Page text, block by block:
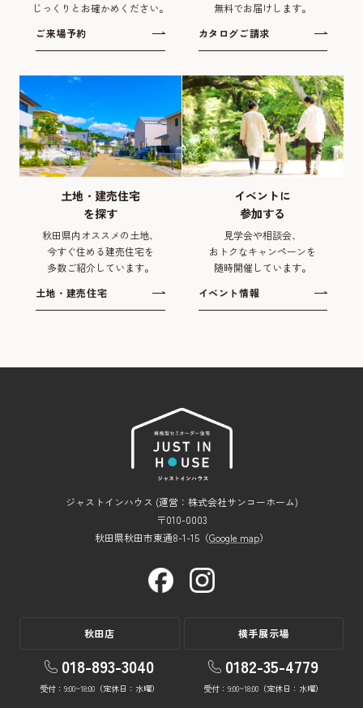
じっくりとお確かめください。
ご来場予約
無料でお届けします。
カタログご請求
土地・建売住宅
を探す
秋田県内オススメの土地、
今すぐ住める建売住宅を
多数ご紹介しています。
土地・建売住宅
イベントに
参加する
見学会や相談会、
おトクなキャンペーンを
随時開催しています。
イベント情報
ジャストインハウス (運営：株式会社サンコーホーム)
〒010-0003
秋田県秋田市東通8-1-15（Google map）
秋田店
018-893-3040
受付：9:00~18:00（定休日：水曜）
横手展示場
0182-35-4779
受付：9:00~18:00（定休日：水曜）